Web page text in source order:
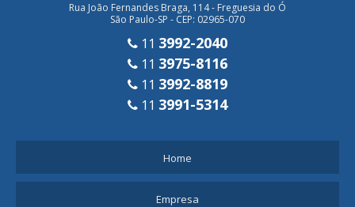
Rua João Fernandes Braga, 114 - Freguesia do Ó
São Paulo-SP - CEP: 02965-070
11 3992-2040
11 3975-8116
11 3992-8819
11 3991-5314
Home
Empresa